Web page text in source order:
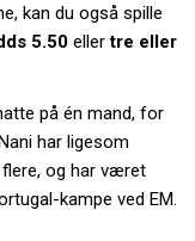
kan du også spille
5.50 ellertre eller
på én mand, for
har ligesom
og har været
kampe ved EM.